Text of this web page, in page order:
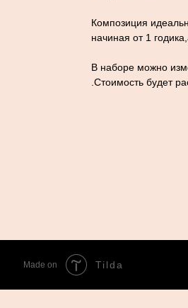
Композиция
начиная от 1
В наборе можно
.Стоимость будет
Made on Tilda